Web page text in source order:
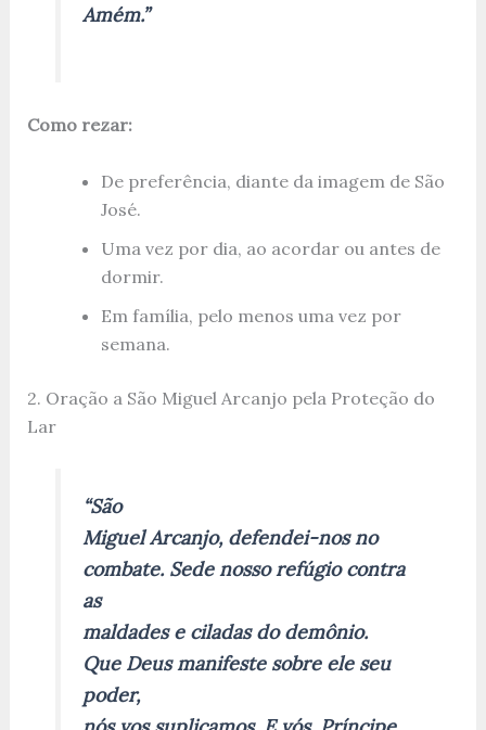
Amém.”
Como rezar:
De preferência, diante da imagem de São
José.
Uma vez por dia, ao acordar ou antes de
dormir.
Em família, pelo menos uma vez por
semana.
2. Oração a São Miguel Arcanjo pela Proteção do
Lar
“São
Miguel Arcanjo, defendei-nos no
combate. Sede nosso refúgio contra
as
maldades e ciladas do demônio.
Que Deus manifeste sobre ele seu
poder,